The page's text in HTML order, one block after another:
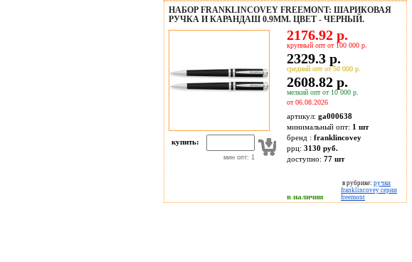
НАБОР FRANKLINCOVEY FREEMONT: ШАРИКОВАЯ
РУЧКА И КАРАНДАШ 0.9ММ. ЦВЕТ - ЧЕРНЫЙ.
купить:
мин опт: 1
2176.92 р.
крупный опт от 100 000 р.
2329.3 р.
средний опт от 50 000 р.
2608.82 р.
мелкий опт от 10 000 р.
от 06.08.2026
артикул: ga000638
минимальный опт: 1 шт
бренд : franklincovey
ррц: 3130 руб.
доступно: 77 шт
в наличии
в рубрике: ручки
franklincovey серии
freemont